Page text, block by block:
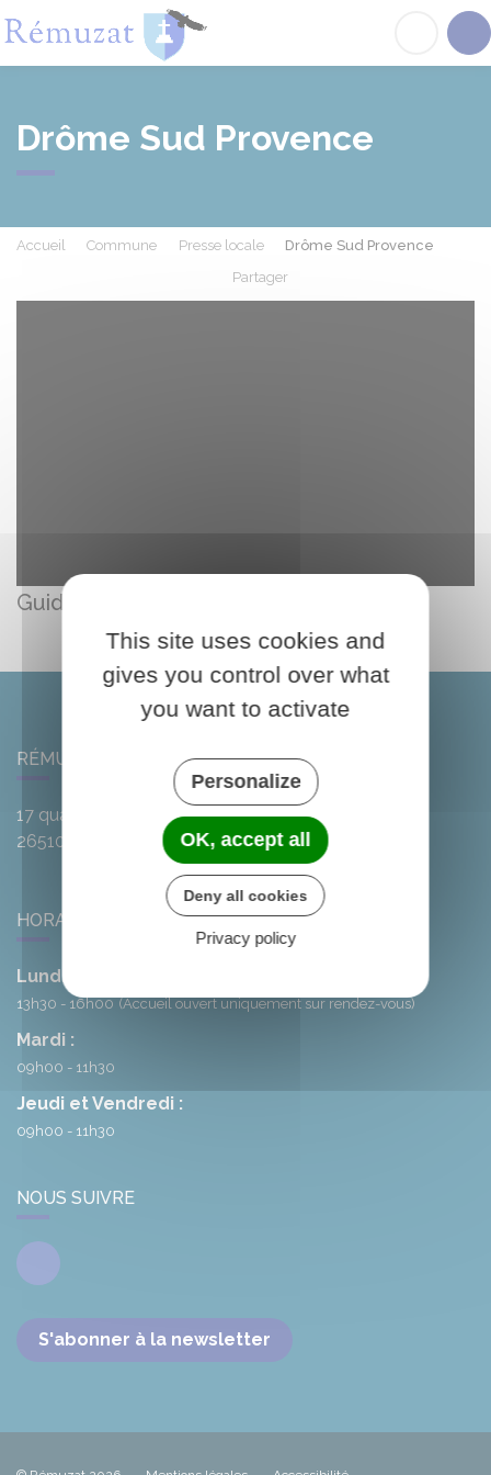
Drôme Sud Provence
Accueil Commune Presse locale
Drôme Sud Provence
Partager
Guide découverte 2021
RÉMUZAT
17 quai de l'Oule
26510
HORAIRES DE LA MAIRIE
Lundi :
13h30 - 16h00 (Accueil ouvert uniquement sur rendez-vous)
Mardi :
09h00 - 11h30
Jeudi et Vendredi :
09h00 - 11h30
NOUS SUIVRE
Facebook
S'abonner à la newsletter
This site uses cookies and
gives you control over what
you want to activate
Personalize
OK, accept all
Deny all cookies
Privacy policy